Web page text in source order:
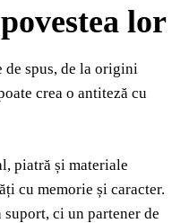
lor
de spus, de la origini
crea o antiteză cu
piatră și materiale
cu memorie și caracter.
ci un partener de